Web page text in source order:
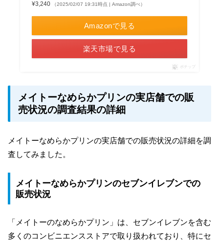
¥3,240 （2025/02/07 19:31時点 | Amazon調べ）
Amazonで見る
楽天市場で見る
ポチップ
メイトーなめらかプリンの実店舗での販
売状況の調査結果の詳細
メイトーなめらかプリンの実店舗での販売状況の詳細を調
査してみました。
メイトーなめらかプリンのセブンイレブンでの
販売状況
「メイトーのなめらかプリン」は、セブンイレブンを含む
多くのコンビニエンスストアで取り扱われており、特にセ